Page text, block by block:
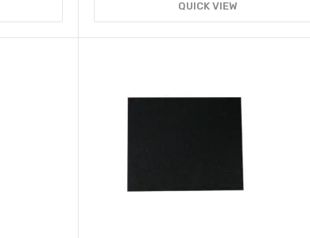
QUICK VIEW